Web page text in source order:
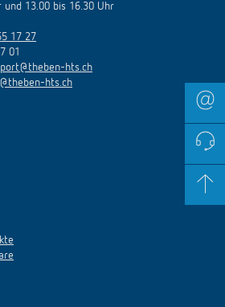
und 13.00 bis 16.30 Uhr
17 27
01
hts.ch
hts.ch